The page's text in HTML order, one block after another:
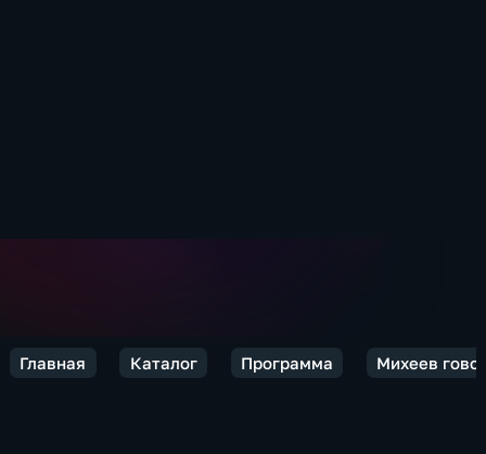
Главная Каталог Программа Михеев